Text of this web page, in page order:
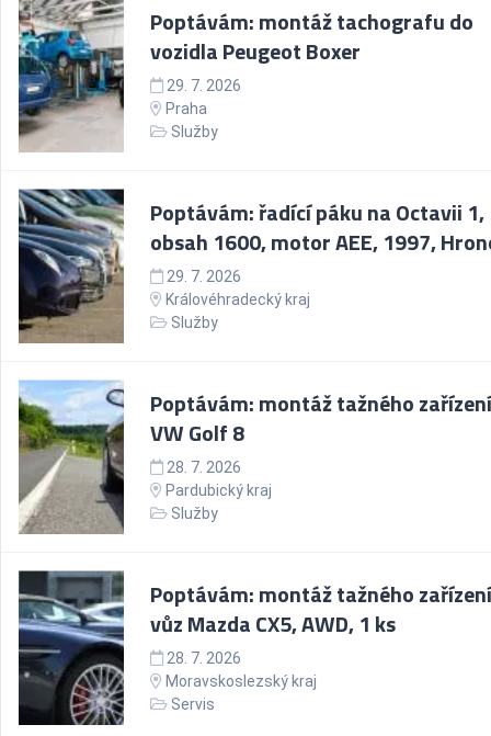
Poptávám: montáž tachografu do
vozidla Peugeot Boxer
29. 7. 2026
Praha
Služby
Poptávám: řadící páku na Octavii 1,
obsah 1600, motor AEE, 1997,
29. 7. 2026
Královéhradecký kraj
Služby
Poptávám: montáž tažného
VW Golf 8
28. 7. 2026
Pardubický kraj
Služby
Poptávám: montáž tažného
vůz Mazda CX5, AWD, 1 ks
28. 7. 2026
Moravskoslezský kraj
Servis